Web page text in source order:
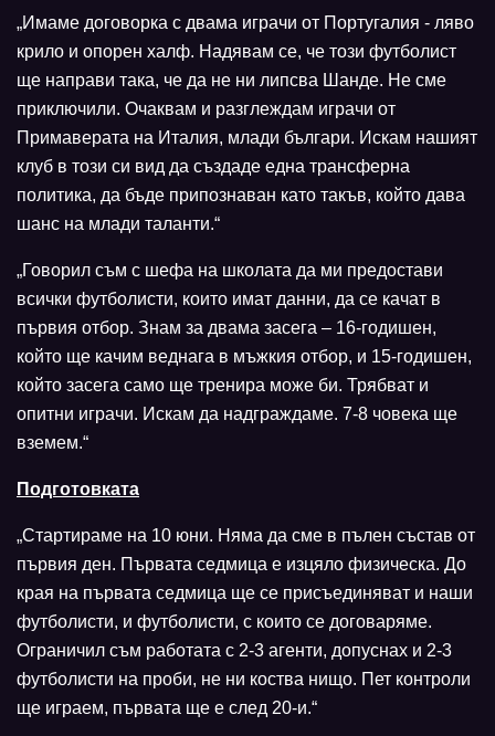
„Имаме договорка с двама играчи от Португалия - ляво
крило и опорен халф. Надявам се, че този футболист
ще направи така, че да не ни липсва Шанде. Не сме
приключили. Очаквам и разглеждам играчи от
Примаверата на Италия, млади българи. Искам нашият
клуб в този си вид да създаде една трансферна
политика, да бъде припознаван като такъв, който дава
шанс на млади таланти.“
„Говорил съм с шефа на школата да ми предостави
всички футболисти, които имат данни, да се качат в
първия отбор. Знам за двама засега – 16-годишен,
който ще качим веднага в мъжкия отбор, и 15-годишен,
който засега само ще тренира може би. Трябват и
опитни играчи. Искам да надграждаме. 7-8 човека ще
вземем.“
Подготовката
„Стартираме на 10 юни. Няма да сме в пълен състав от
първия ден. Първата седмица е изцяло физическа. До
края на първата седмица ще се присъединяват и наши
футболисти, и футболисти, с които се договаряме.
Ограничил съм работата с 2-3 агенти, допуснах и 2-3
футболисти на проби, не ни коства нищо. Пет контроли
ще играем, първата ще е след 20-и.“